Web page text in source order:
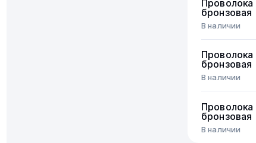
Проволока
бронзовая
В наличии
Проволока
бронзовая
В наличии
Проволока
бронзовая
В наличии